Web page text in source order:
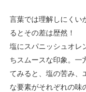
言葉では理解しにくい
るとその差は歴然！
塩にスパニッシュオレ
ちスムースな印象。一
てみると、塩の苦み、
な要素がそれぞれの味